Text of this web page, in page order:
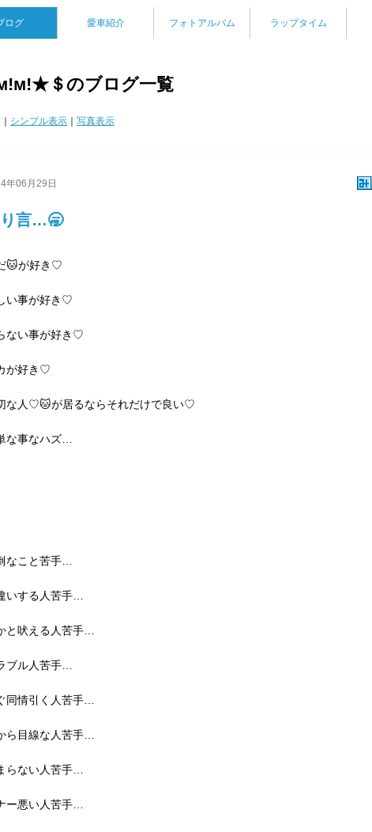
ログ 愛車紹介 フォトアルバム ラップタイム
＄のブログ一覧
シンプル表示 写真表示
年06月29日
言…🥱
🐱が好き♡
い事が好き♡
ない事が好き♡
が好き♡
な人♡🐱が居るならそれだけで良い♡
な事なハズ…
なこと苦手…
いする人苦手…
と吠える人苦手…
ブル人苦手…
同情引く人苦手…
ら目線な人苦手…
らない人苦手…
ー悪い人苦手…